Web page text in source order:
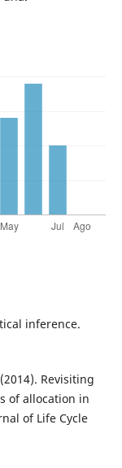
inference.
Revisiting
of allocation in
of Life Cycle